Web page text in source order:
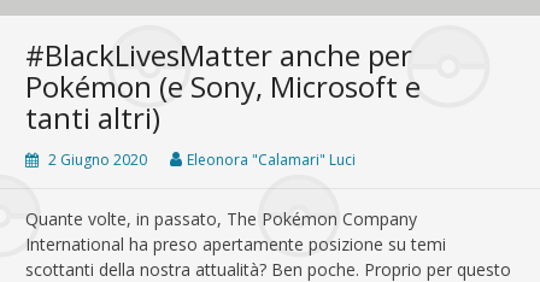
#BlackLivesMatter anche per
Pokémon (e Sony, Microsoft e
tanti altri)
2 Giugno 2020 Eleonora "Calamari" Luci
Quante volte, in passato, The Pokémon Company
International ha preso apertamente posizione su temi
scottanti della nostra attualità? Ben poche. Proprio per questo